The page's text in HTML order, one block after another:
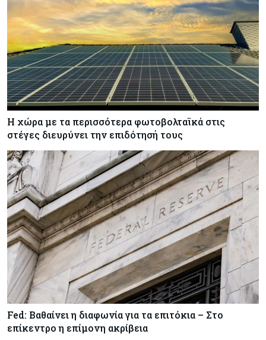
Η χώρα με τα περισσότερα φωτοβολταϊκά στις
στέγες διευρύνει την επιδότησή τους
Fed: Βαθαίνει η διαφωνία για τα επιτόκια – Στο
επίκεντρο η επίμονη ακρίβεια